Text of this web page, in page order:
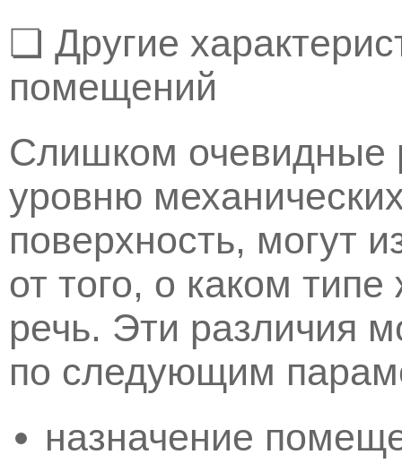
❏ Другие
помещений
Слишком очевидные
уровню
поверхность, могут
от того, о каком
речь. Эти различия
по следующим
назначение